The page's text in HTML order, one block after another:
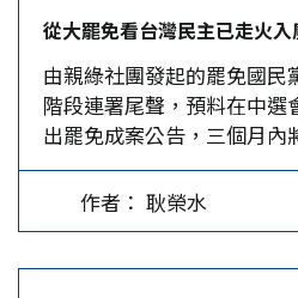
倒豎姆指的對象。不過，賴
分與努力，軟調作功很多，
笑，他不以為意；旅行中遇
相助；軍中事故痛失愛子的
這些小故事總能見諸傳播媒
拳壓迫。…
比較小的公司，中國要併購
台灣來提條件。」此舉被解
事（只要對岸開好條件），
台灣願意被統一，只要價格
議論，因為大家都很難想像
口的，唯一的解釋就是來自
台積電表示願意到美國積極
價值幾乎歸零，因為軍事上
不容易，因此在第一階段完
台南林俊憲、王定宇的連署
市黨部雖然被搜索，副主委
但主委謝龍介毅然扛起第二
漸有起色。不過，高雄方面
身兼市黨部主委的立委柯志
旗，也讓高雄罷綠團體頗有
灣罷綠團體仍在努力推動第
從大罷免看台灣民主已走火
由親綠社團發起的罷免國民
階段連署尾聲，預料在中選
出罷免成案公告，三個月內
由選民決定是否同意罷免。
將再進行補選立委的投票，
必更加動盪不已。 當家鬧
作者： 耿榮水